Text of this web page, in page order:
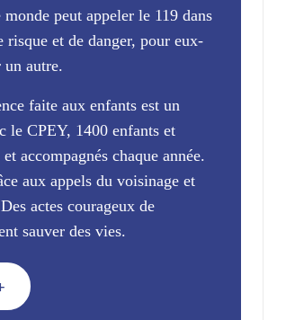
peut appeler le 119 dans
risque et de danger, pour eux-
un autre.
faite aux enfants est un
le CPEY, 1400 enfants et
accompagnés chaque année.
aux appels du voisinage et
actes courageux de
sauver des vies.